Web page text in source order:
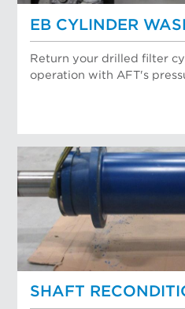
EB CYLINDER
Return your drilled filter
operation with AFT's
SHAFT